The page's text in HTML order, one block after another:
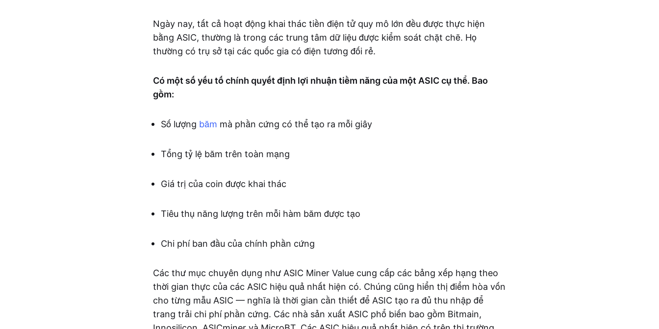
Ngày nay, tất cả hoạt động khai thác tiền điện tử quy mô lớn đều được thực hiện
bằng ASIC, thường là trong các trung tâm dữ liệu được kiểm soát chặt chẽ. Họ
thường có trụ sở tại các quốc gia có điện tương đối rẻ.
Có một số yếu tố chính quyết định lợi nhuận tiềm năng của một ASIC cụ thể. Bao
gồm:
Số lượng băm mà phần cứng có thể tạo ra mỗi giây
Tổng tỷ lệ băm trên toàn mạng
Giá trị của coin được khai thác
Tiêu thụ năng lượng trên mỗi hàm băm được tạo
Chi phí ban đầu của chính phần cứng
Các thư mục chuyên dụng như ASIC Miner Value cung cấp các bảng xếp hạng theo
thời gian thực của các ASIC hiệu quả nhất hiện có. Chúng cũng hiển thị điểm hòa vốn
cho từng mẫu ASIC — nghĩa là thời gian cần thiết để ASIC tạo ra đủ thu nhập để
trang trải chi phí phần cứng. Các nhà sản xuất ASIC phổ biến bao gồm Bitmain,